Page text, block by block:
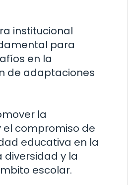
institucional
para
en la
de adaptaciones
la
el compromiso de
educativa en la
diversidad y la
escolar.